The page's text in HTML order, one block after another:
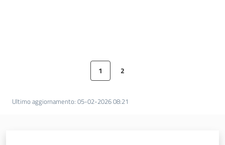
Pagina precedente
Pagina
1 Pagina
2
Ultimo aggiornamento: 05-02-2026 08:21